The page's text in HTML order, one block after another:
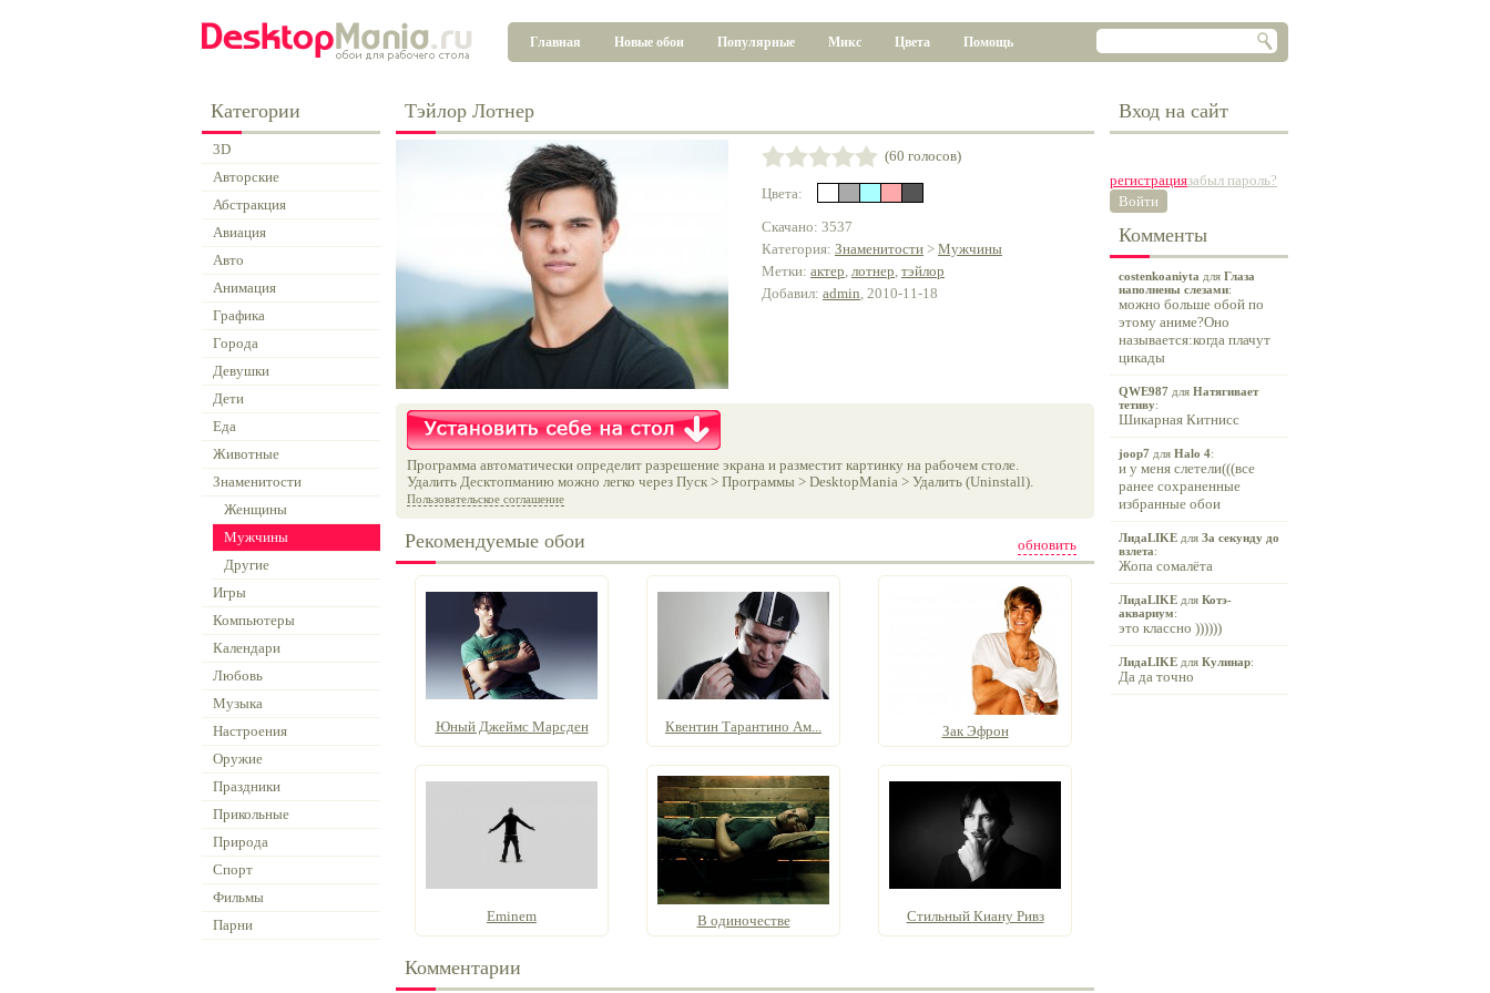
Главная Новые обои Популярные Микс Цвета Помощь
Категории
3D
Авторские
Абстракция
Авиация
Авто
Анимация
Графика
Города
Девушки
Дети
Еда
Животные
Знаменитости
Женщины
Мужчины
Другие
Игры
Компьютеры
Календари
Любовь
Музыка
Настроения
Оружие
Праздники
Прикольные
Природа
Спорт
Фильмы
Парни
Тэйлор Лотнер
(60 голосов)
Цвета:
Скачано: 3537
Категория: Знаменитости > Мужчины
Метки: актер, лотнер, тэйлор
Добавил: admin, 2010-11-18
Программа автоматически определит разрешение экрана и разместит картинку на рабочем столе.
Удалить Десктопманию можно легко через Пуск > Программы > DesktopMania > Удалить (Uninstall).
Пользовательское соглашение
обновить
Рекомендуемые обои
Юный Джеймс Марсден Квентин Тарантино Ам... Зак Эфрон
Eminem В одиночестве Стильный Киану Ривз
Комментарии
Вход на сайт
регистрациязабыл пароль?
Войти
Комменты
costenkoaniyta для Глаза
наполнены слезами:
можно больше обой по
этому аниме?Оно
называется:когда плачут
цикады
QWE987 для Натягивает
тетиву:
Шикарная Китнисс
joop7 для Halo 4:
и у меня слетели(((все
ранее сохраненные
избранные обои
ЛидаLIKE для За секунду до
взлета:
Жопа сомалёта
ЛидаLIKE для Котэ-
аквариум:
это классно ))))))
ЛидаLIKE для Кулинар:
Да да точно